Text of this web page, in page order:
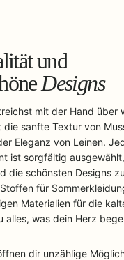
und
Designs
mit der Hand über
die sanfte Textur von
Eleganz von Leinen.
ist sorgfältig
die schönsten Designs
für
Materialien für die
alles, was dein Herz
dir unzählige